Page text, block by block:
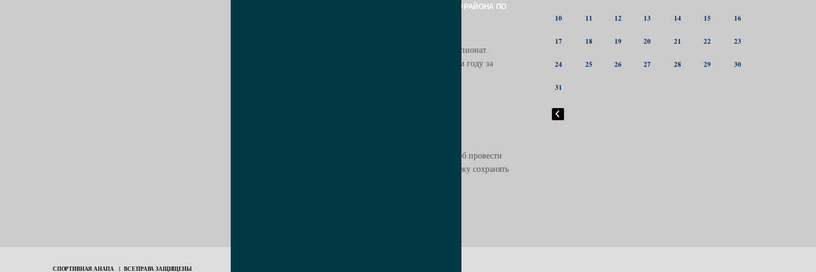
ЧЕМПИОНАТ АНАПСКОГО РАЙОНА ПО
В Анапе 17.05 стартовал долгожданный чемпионат
Анапского района – 2025 по футболу! В этом году за
Спорт — это не просто увлечение или способ провести
время, это образ жизни. Он помогает человеку сохранять
10 11 12 13 14 15 16
17 18 19 20 21 22 23
24 25 26 27 28 29 30
31
СПОРТИВНАЯ АНАПА | ВСЕ ПРАВА ЗАЩИЩЕНЫ